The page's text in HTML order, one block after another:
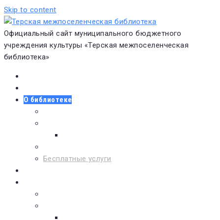
Skip to content
Официальный сайт муниципального бюджетного
учреждения культуры «Терская межпоселенческая
библиотека»
О библиотеке
Бесплатные услуги